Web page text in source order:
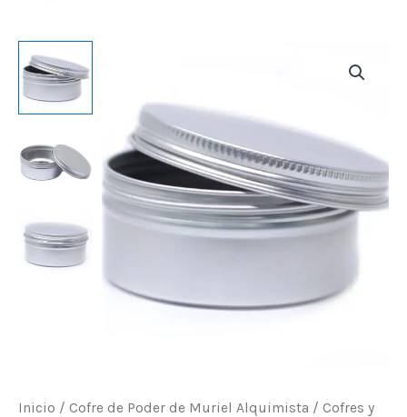
Inicio / Cofre de Poder de Muriel Alquimista / Cofres y
de
aluminio
redonda
de
rosca
ml
(7×3,5
cm)